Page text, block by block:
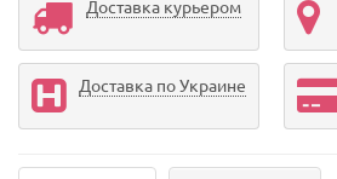
Доставка курьером
Доставка по Украине